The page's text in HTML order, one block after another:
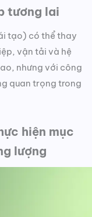
tương lai
tạo) có thể thay
vận tải và hệ
nhưng với công
quan trọng trong
hiện mục
lượng